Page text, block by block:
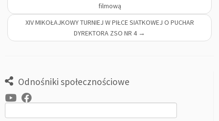
filmową
XIV MIKOŁAJKOWY TURNIEJ W PIŁCE SIATKOWEJ O PUCHAR
DYREKTORA ZSO NR 4 →
Odnośniki społecznościowe